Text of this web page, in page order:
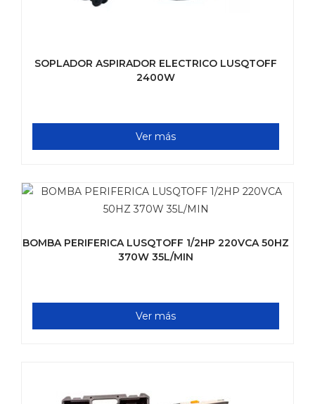
SOPLADOR ASPIRADOR ELECTRICO LUSQTOFF
2400W
Ver más
BOMBA PERIFERICA LUSQTOFF 1/2HP 220VCA 50HZ
370W 35L/MIN
Ver más